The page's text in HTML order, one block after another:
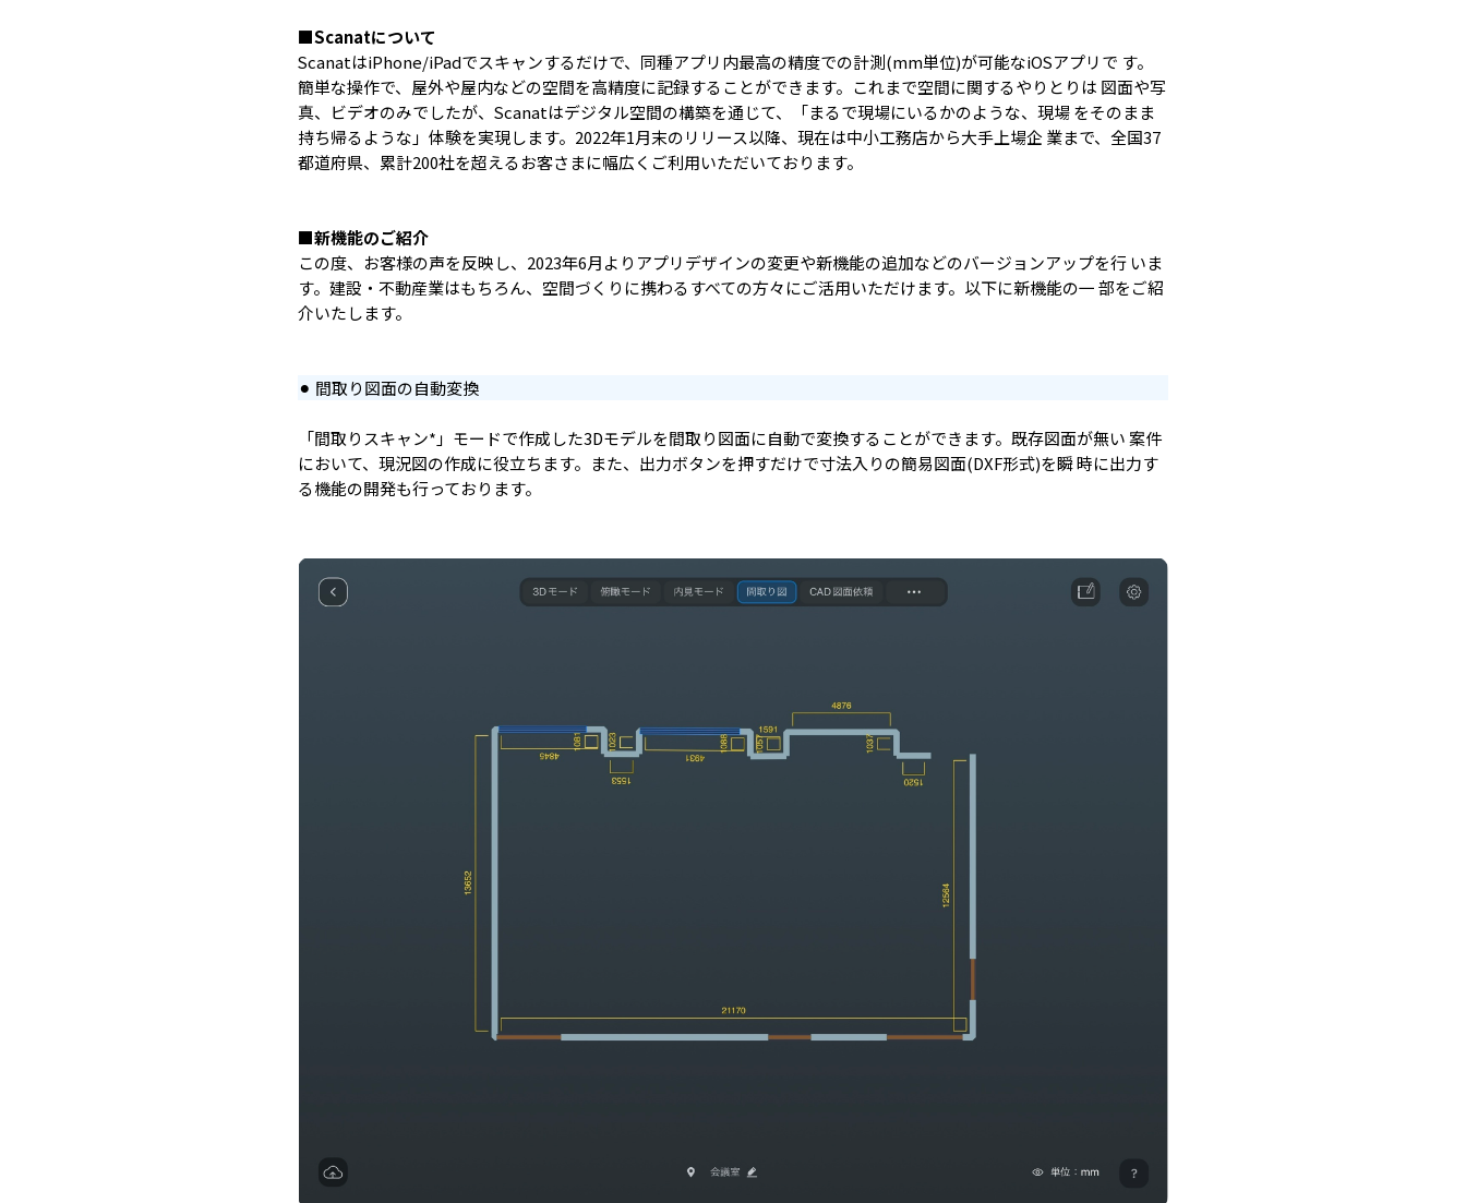
■Scanatについて
ScanatはiPhone/iPadでスキャンするだけで、同種アプリ内最高の精度での計測(mm単位)が可能なiOSアプリで す。
簡単な操作で、屋外や屋内などの空間を高精度に記録することができます。これまで空間に関するやりとりは 図面や写
真、ビデオのみでしたが、Scanatはデジタル空間の構築を通じて、「まるで現場にいるかのような、現場 をそのまま
持ち帰るような」体験を実現します。2022年1月末のリリース以降、現在は中小工務店から大手上場企 業まで、全国37
都道府県、累計200社を超えるお客さまに幅広くご利用いただいております。
■新機能のご紹介
この度、お客様の声を反映し、2023年6月よりアプリデザインの変更や新機能の追加などのバージョンアップを行 いま
す。建設・不動産業はもちろん、空間づくりに携わるすべての方々にご活用いただけます。以下に新機能の一 部をご紹
介いたします。
⚫︎ 間取り図面の自動変換
「間取りスキャン*」モードで作成した3Dモデルを間取り図面に自動で変換することができます。既存図面が無い 案件
において、現況図の作成に役立ちます。また、出力ボタンを押すだけで寸法入りの簡易図面(DXF形式)を瞬 時に出力す
る機能の開発も行っております。